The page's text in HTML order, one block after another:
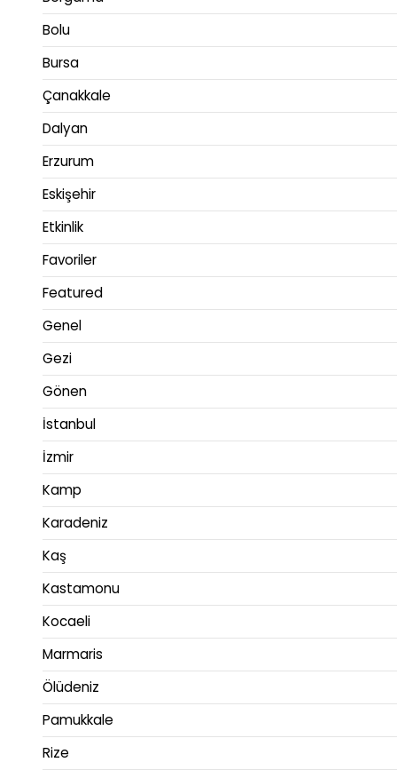
Bolu
Bursa
Çanakkale
Dalyan
Erzurum
Eskişehir
Etkinlik
Favoriler
Featured
Genel
Gezi
Gönen
İstanbul
İzmir
Kamp
Karadeniz
Kaş
Kastamonu
Kocaeli
Marmaris
Ölüdeniz
Pamukkale
Rize